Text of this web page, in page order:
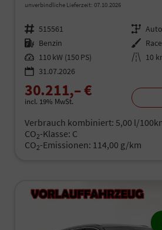
unverbindliche Lieferzeit: 07.10.2026
Fahrzeugnr. 515561 Getriebe
Kraftstoff Benzin Außenfarbe
Leistung 110 kW (150 PS) Kilometerstand 10
31.07.2026
30.211,– €
incl. 19% MwSt.
Verbrauch kombiniert: 5,00 l/
CO2-Klasse: C
CO2-Emissionen: 114,00 g/km